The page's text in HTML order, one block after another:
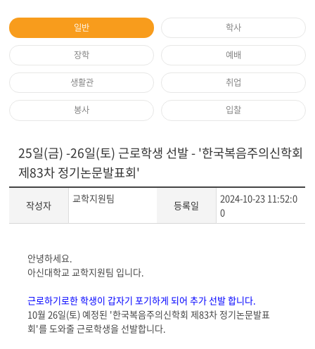
일반 학사
장학 예배
생활관 취업
봉사 입찰
25일(금) -26일(토) 근로학생 선발 - '한국복음주의신학회
제83차 정기논문발표회'
작성자
교학지원팀
등록일
2024-10-23 11:52:0
0
게
시
본
문
안녕하세요.
아신대학교 교학지원팀 입니다.
근로하기로한 학생이 갑자기 포기하게 되어 추가 선발 합니다.
10월 26일(토) 예정된 '한국복음주의신학회 제83차 정기논문발표
회'를 도와줄 근로학생을 선발합니다.